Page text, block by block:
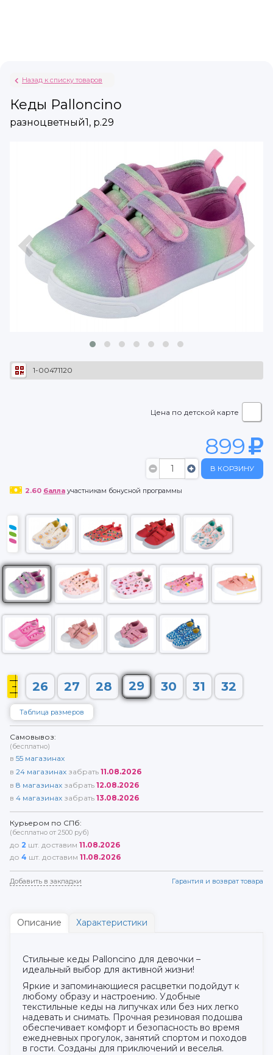
Назад к списку товаров
Кеды Palloncino
разноцветный1, р.29
1-00471120
Цена по детской карте
899
В КОРЗИНУ
2.60 баллаучастникам бонусной программы
26 27 28 29 30 31 32
Таблица размеров
Самовывоз:
(бесплатно)
в 55 магазинах
в 24 магазинах забрать 11.08.2026
в 8 магазинах забрать 12.08.2026
в 4 магазинах забрать 13.08.2026
Курьером по СПб:
(бесплатно от 2500 руб)
до 2 шт. доставим 11.08.2026
до 4 шт. доставим 11.08.2026
Добавить в закладки Гарантия и возврат товара
Описание Характеристики
Стильные кеды Palloncino для девочки –
идеальный выбор для активной жизни!
Яркие и запоминающиеся расцветки подойдут к
любому образу и настроению. Удобные
текстильные кеды на липучках или без них легко
надевать и снимать. Прочная резиновая подошва
обеспечивает комфорт и безопасность во время
ежедневных прогулок, занятий спортом и походов
в гости. Созданы для приключений и веселья.